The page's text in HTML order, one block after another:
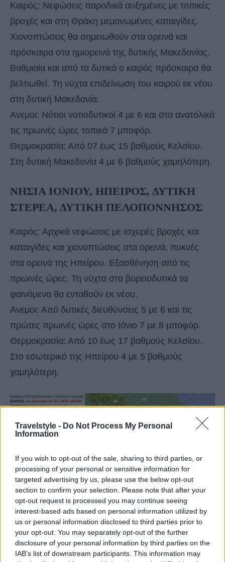
Travelstyle - Do Not Process My Personal
Information
If you wish to opt-out of the sale, sharing to third parties, or
processing of your personal or sensitive information for
targeted advertising by us, please use the below opt-out
section to confirm your selection. Please note that after your
opt-out request is processed you may continue seeing
interest-based ads based on personal information utilized by
us or personal information disclosed to third parties prior to
your opt-out. You may separately opt-out of the further
disclosure of your personal information by third parties on the
IAB’s list of downstream participants. This information may
Καιρός: Νεφώσεις παροδικά αυξημένες με τοπικές
βροχές και στη Θράκη μεμονωμένες καταιγίδες.
Χιονοπτώσεις θα σημειωθούν στα ορεινά και
πρόσκαιρα στα ημιορεινά της δυτικής Μακεδονίας.
Βαθμιαία και από τα δυτικά ο καιρός πρόσκαιρα θα
βελτιωθεί. Τη νύχτα επιδείνωση του καιρού εκ νέου
στη δυτική Μακεδονία.
Ανεμοι: Νότιοι νοτιοδυτικοί 4 με 6 και στα ανατολικά
τις πρωινές ώρες τοπικά 7 μποφόρ.
Θερμοκρασία: Από 07 έως 15 βαθμούς Κελσίου.
Στη δυτική Μακεδονία 4 με 6 βαθμούς χαμηλότερη.
ΝΗΣΙΑ ΙΟΝΙΟΥ, ΗΠΕΙΡΟΣ, ΔΥΤΙΚΗ
ΣΤΕΡΕΑ, ΔΥΤΙΚΗ ΠΕΛΟΠΟΝΝΗΣΟΣ
Καιρός: Αρχικά νεφώσεις με ισχυρές βροχές και
καταιγίδες και χιονοπτώσεις στα ορεινά, πυκνές
στα ορεινά της Ηπείρου. Εξασθένηση από τις
πρωινές ώρες. Τη νύχτα στα βορειοδυτικά τα
φαινόμενα θα ενταθούν εκ νέου.
Ανεμοι: Από δυτικές διευθύνσεις 5 με 6 και τις
πρώτες πρωινές ώρες στο Ιόνιο 7 με 8 μποφόρ.
Θερμοκρασία: Από 10 έως 17 βαθμούς Κελσίου.
Στο εσωτερικό της Ηπείρου 4 με 5 βαθμούς
χαμηλότερη.